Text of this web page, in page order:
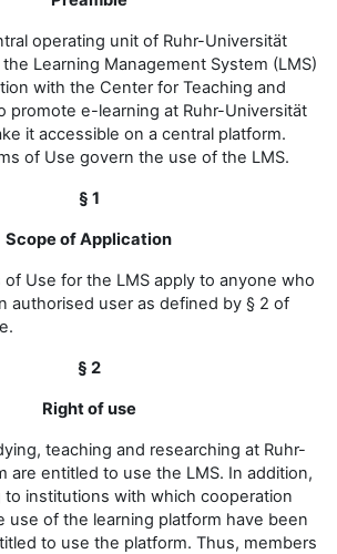
operating unit of Ruhr-Universität
Learning Management System (LMS)
with the Center for Teaching and
promote e-learning at Ruhr-Universität
it accessible on a central platform.
of Use govern the use of the LMS.
§ 1
Scope of Application
of Use for the LMS apply to anyone who
authorised user as defined by § 2 of
§ 2
Right of use
teaching and researching at Ruhr-
are entitled to use the LMS. In addition,
institutions with which cooperation
use of the learning platform have been
to use the platform. Thus, members